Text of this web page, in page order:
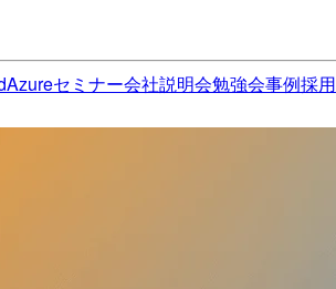
Azureセミナー会社説明会勉強会事例採用